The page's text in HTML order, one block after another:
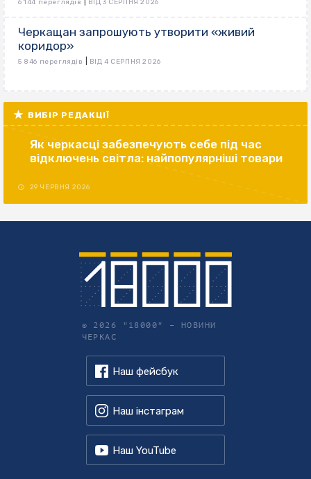
6 144 переглядів ВІД 3 СЕРПНЯ 2026
Черкащан запрошують утворити «живий
коридор»
5 846 переглядів ВІД 4 СЕРПНЯ 2026
ВИБІР РЕДАКЦІЇ
Як черкасці забезпечують себе під час
відключень світла: найпопулярніші товари
29 ЧЕРВНЯ 2026
© 2026 "18000" – НОВИНИ
ЧЕРКАС
Наш фейсбук
Наш інстаграм
Наш YouTube